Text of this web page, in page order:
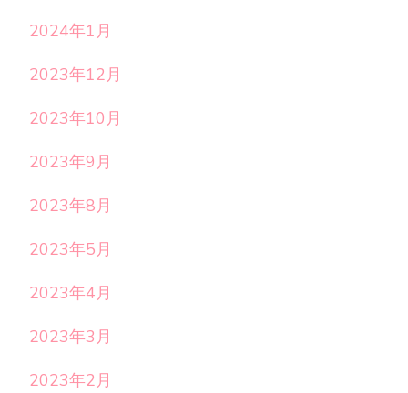
2024年1月
2023年12月
2023年10月
2023年9月
2023年8月
2023年5月
2023年4月
2023年3月
2023年2月